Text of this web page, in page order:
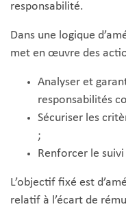
responsabilité.
Dans une logique
met en œuvre des
Analyser et
responsabilités
Sécuriser les
;
Renforcer le
L’objectif fixé est
relatif à l’écart de